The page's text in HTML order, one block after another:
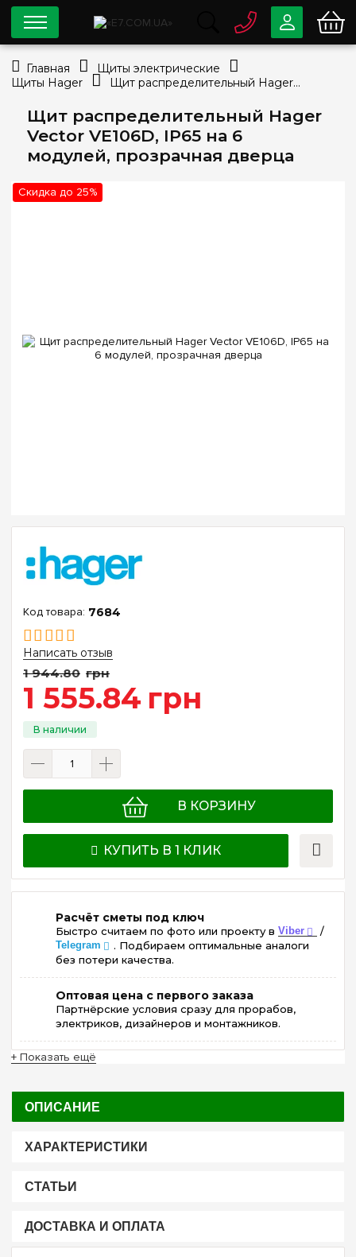
Щит распределительный Hager
Vector VE106D, IP65 на 6
модулей, прозрачная дверца
Скидка до 25%
7684
Написать отзыв
1 944.80 грн
1 555.84 грн
В КОРЗИНУ
КУПИТЬ В 1 КЛИК
Расчёт сметы под ключ
Быстро считаем по фото или проекту в Viber /
Telegram
. Подбираем оптимальные аналоги
без потери качества.
Оптовая цена с первого заказа
Партнёрские условия сразу для прорабов,
электриков, дизайнеров и монтажников.
+ Показать ещё
ОПИСАНИЕ
ХАРАКТЕРИСТИКИ
СТАТЬИ
ДОСТАВКА И ОПЛАТА
0 800 33-63-07
info@e7.com.ua
044334-79-78
Viber Telegram
Главная
Щиты электрические
Щиты Hager
Щит распределительный Hager Vector VE106D, IP65 на 6 модулей, прозрачная дверца